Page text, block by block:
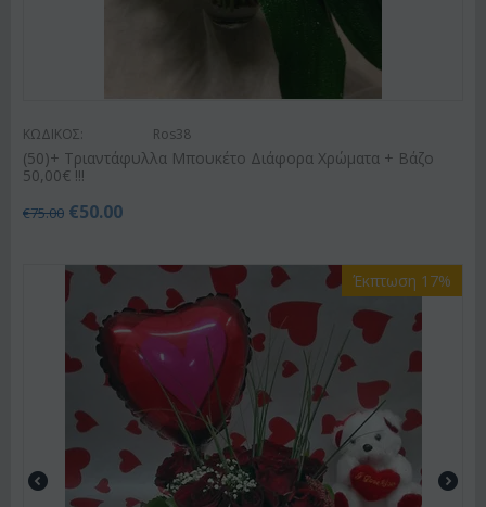
ΚΩΔΙΚΟΣ: Ros38
(50)+ Τριαντάφυλλα Μπουκέτο Διάφορα Χρώματα + Βάζο
50,00€ !!!
€75.00 €50.00
Έκπτωση 17%